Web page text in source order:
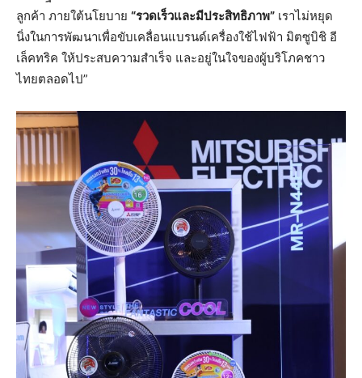
ลูกค้า ภายใต้นโยบาย “รวดเร็วและมีประสิทธิภาพ” เราไม่หยุด
นิ่งในการพัฒนาเพื่อขับเคลื่อนแบรนด์เครื่องใช้ไฟฟ้า มิตซูบิชิ อี
เล็คทริค ให้ประสบความสำเร็จ และอยู่ในใจของผู้บริโภคชาว
ไทยตลอดไป”